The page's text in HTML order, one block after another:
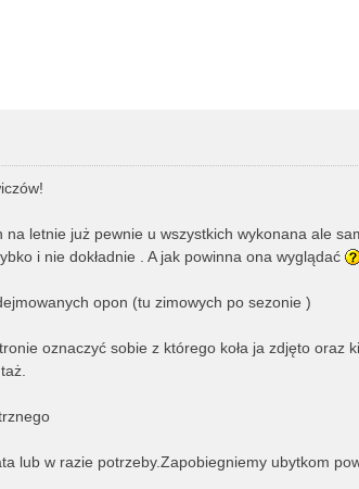
na letnie już pewnie u wszystkich wykonana ale
i nie dokładnie . A jak powinna ona wyglądać
opon (tu zimowych po sezonie )
oznaczyć sobie z którego koła ja zdjęto oraz
lub w razie potrzeby.Zapobiegniemy ubytkom